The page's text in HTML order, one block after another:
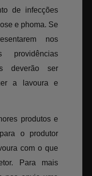
de infecções
e phoma. Se
nos
providências
deverão ser
a lavoura e
produtos e
o produtor
com o que
Para mais